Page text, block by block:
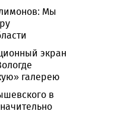
Мы
экран
галерею
в